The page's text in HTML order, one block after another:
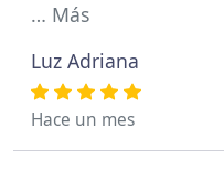
… Más
Luz Adriana
Hace un mes